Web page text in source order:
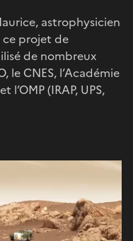
astrophysicien
ce projet de
de nombreux
le CNES, l’Académie
(IRAP, UPS,